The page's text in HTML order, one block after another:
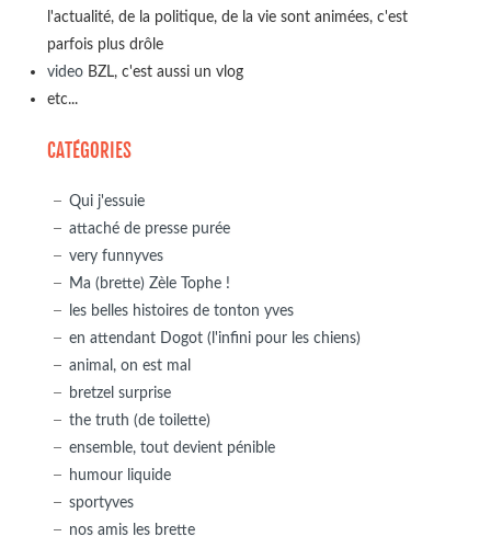
l'actualité, de la politique, de la vie sont animées, c'est
parfois plus drôle
videoBZL, c'est aussi un vlog
etc...
CATÉGORIES
Qui j'essuie
attaché de presse purée
very funnyves
Ma (brette) Zèle Tophe !
les belles histoires de tonton yves
en attendant Dogot (l'infini pour les chiens)
animal, on est mal
bretzel surprise
the truth (de toilette)
ensemble, tout devient pénible
humour liquide
sportyves
nos amis les brette